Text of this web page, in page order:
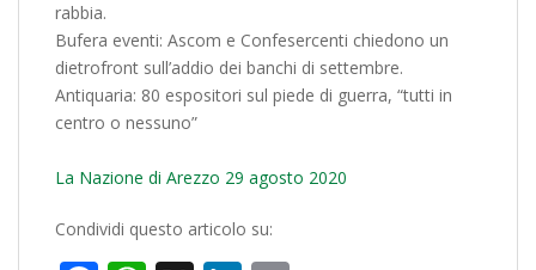
rabbia.
Bufera eventi: Ascom e Confesercenti chiedono un
dietrofront sull’addio dei banchi di settembre.
Antiquaria: 80 espositori sul piede di guerra, “tutti in
centro o nessuno”
La Nazione di Arezzo 29 agosto 2020
Condividi questo articolo su: